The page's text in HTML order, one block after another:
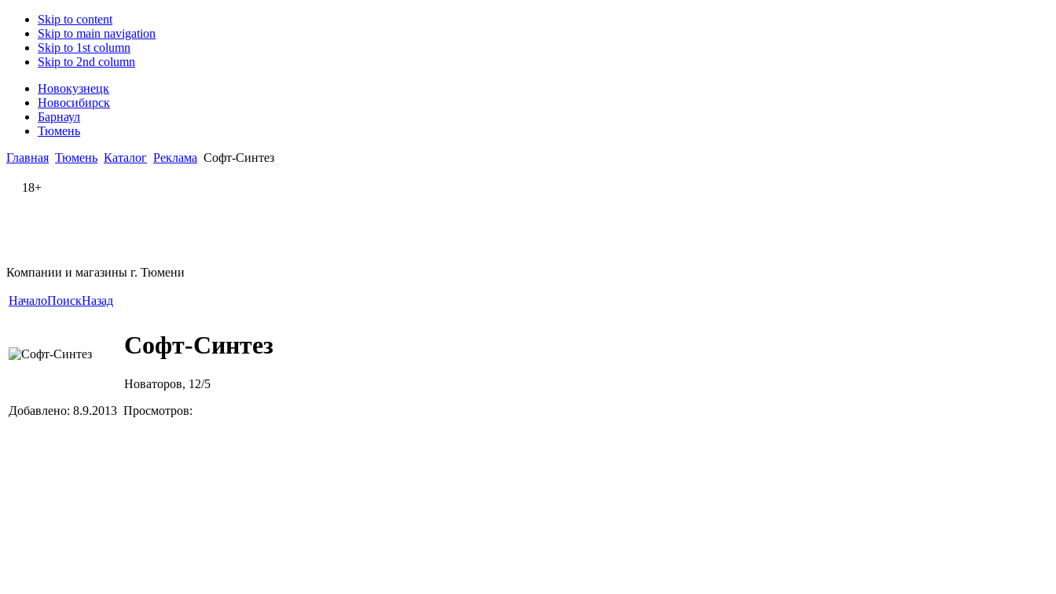
Skip to content
Skip to main navigation
Skip to 1st column
Skip to 2nd column
Новокузнецк
Новосибирск
Барнаул
Тюмень
Главная Тюмень Каталог Реклама Софт-Синтез
18+
Компании и магазины г. Тюмени
НачалоПоискНазад
Софт-Синтез
Новаторов, 12/5
Добавлено: 8.9.2013 Просмотров: